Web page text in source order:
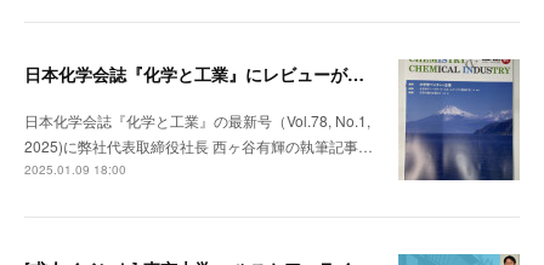
日本化学会誌『化学と工業』にレビューが掲載されました
日本化学会誌『化学と工業』の最新号（Vol.78, No.1,
2025)に弊社代表取締役社長 西ヶ谷有輝の執筆記事…
2025.01.09 18:00